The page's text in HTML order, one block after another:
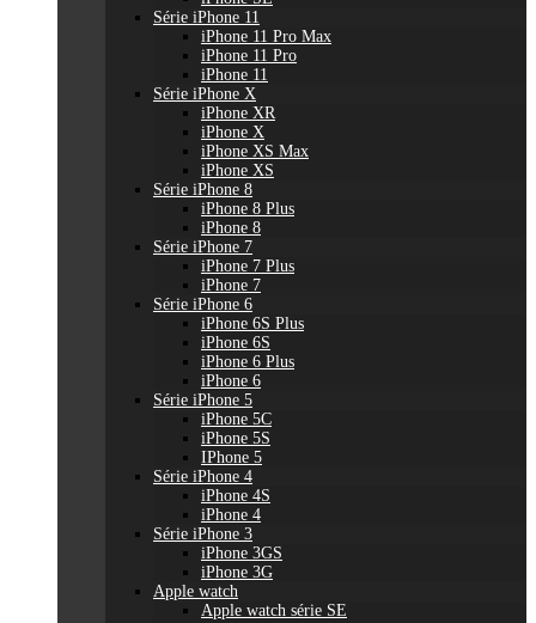
Série iPhone 11
iPhone 11 Pro Max
iPhone 11 Pro
iPhone 11
Série iPhone X
iPhone XR
iPhone X
iPhone XS Max
iPhone XS
Série iPhone 8
iPhone 8 Plus
iPhone 8
Série iPhone 7
iPhone 7 Plus
iPhone 7
Série iPhone 6
iPhone 6S Plus
iPhone 6S
iPhone 6 Plus
iPhone 6
Série iPhone 5
iPhone 5C
iPhone 5S
IPhone 5
Série iPhone 4
iPhone 4S
iPhone 4
Série iPhone 3
iPhone 3GS
iPhone 3G
Apple watch
Apple watch série SE